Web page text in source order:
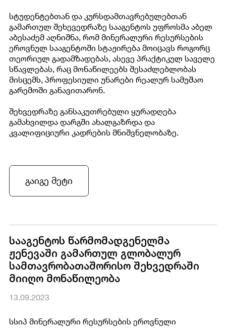
სტუდენტებთან და კურსდამთავრებულებთან
გამართულ შეხევედრაზე სააგენტოს უფროსმა აბელ
აბესაძემ აღნიშნა, რომ მინერალური რესურსების
ეროვნულ სააგენტოში სტაჟირება მოიცავს როგორც
თეორიულ გადამზადებას, ასევე პრაქტიკულ საველე
სწავლებას, რაც მონაწილეებს შესაძლებლობას
მისცემს, პროფესიული უნარები რეალურ სამუშაო
გარემოში განავითარონ.
შეხვედრაზე განსაკუთრებული ყურადღება
გამახვილდა დარგში ახალგაზრდა და
კვალიფიციური კადრების მნიშვნელობაზე.
გაიგე მეტი
სააგენტოს წარმომადგენელმა
ჟენევაში გამართულ გლობალურ
სამთავრობათაშორისო შეხვედრაში
მიიღო მონაწილეობა
13.09.2023
სსიპ მინერალური რესურსების ეროვნული